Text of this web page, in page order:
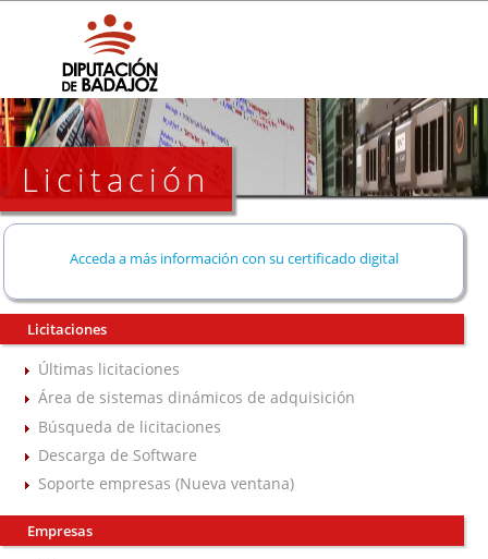
Licitación
Acceda a más información con su certificado digital
Licitaciones
Últimas licitaciones
Área de sistemas dinámicos de adquisición
Búsqueda de licitaciones
Descarga de Software
Soporte empresas (Nueva ventana)
Empresas